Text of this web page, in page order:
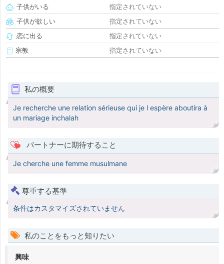
子供がいる
指定されていない
子供が欲しい
指定されていない
恋に出る
指定されていない
宗教
指定されていない
私の概要
Je recherche une relation sérieuse qui je l espère aboutira à
un mariage inchalah
パートナーに期待すること
Je cherche une femme musulmane
尊重する基準
条件はカスタマイズされていません
私のことをもっと知りたい
興味